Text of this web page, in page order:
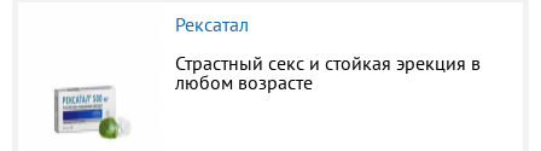
Рексатал
Страстный секс и стойкая эрекция в
любом возрасте